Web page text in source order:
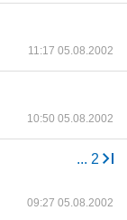
11:17 05.08.2002
10:50 05.08.2002
... 2
09:27 05.08.2002